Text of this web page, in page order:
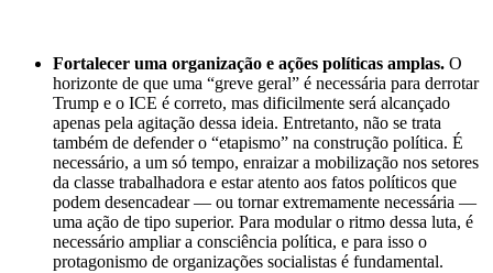
Fortalecer uma organização e ações políticas amplas. O
horizonte de que uma “greve geral” é necessária para derrotar
Trump e o ICE é correto, mas dificilmente será alcançado
apenas pela agitação dessa ideia. Entretanto, não se trata
também de defender o “etapismo” na construção política. É
necessário, a um só tempo, enraizar a mobilização nos setores
da classe trabalhadora e estar atento aos fatos políticos que
podem desencadear — ou tornar extremamente necessária —
uma ação de tipo superior. Para modular o ritmo dessa luta, é
necessário ampliar a consciência política, e para isso o
protagonismo de organizações socialistas é fundamental.